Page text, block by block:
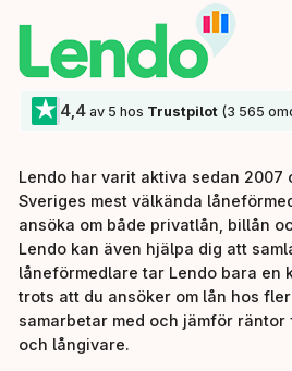
★ 4,4av 5 hos Trustpilot(3 565
Lendo har varit aktiva sedan 2007
Sveriges mest välkända
ansöka om både privatlån, billån
Lendo kan även hjälpa dig att
låneförmedlare tar Lendo bara en
trots att du ansöker om lån hos
samarbetar med och jämför
och långivare.